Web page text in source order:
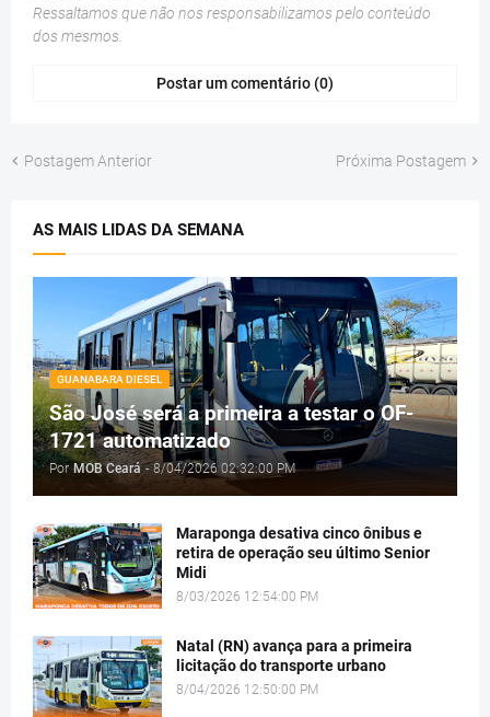
Ressaltamos que não nos responsabilizamos pelo conteúdo
dos mesmos.
Postar um comentário (0)
Postagem Anterior Próxima Postagem
AS MAIS LIDAS DA SEMANA
GUANABARA DIESEL
São José será a primeira a testar o OF-
1721 automatizado
Por MOB Ceará - 8/04/2026 02:32:00 PM
Maraponga desativa cinco ônibus e
retira de operação seu último Senior
Midi
8/03/2026 12:54:00 PM
Natal (RN) avança para a primeira
licitação do transporte urbano
8/04/2026 12:50:00 PM